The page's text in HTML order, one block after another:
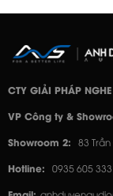
CTY GIẢI PHÁP
VP Công ty &
Showroom 2: 83
Hotline: 0935 605 333